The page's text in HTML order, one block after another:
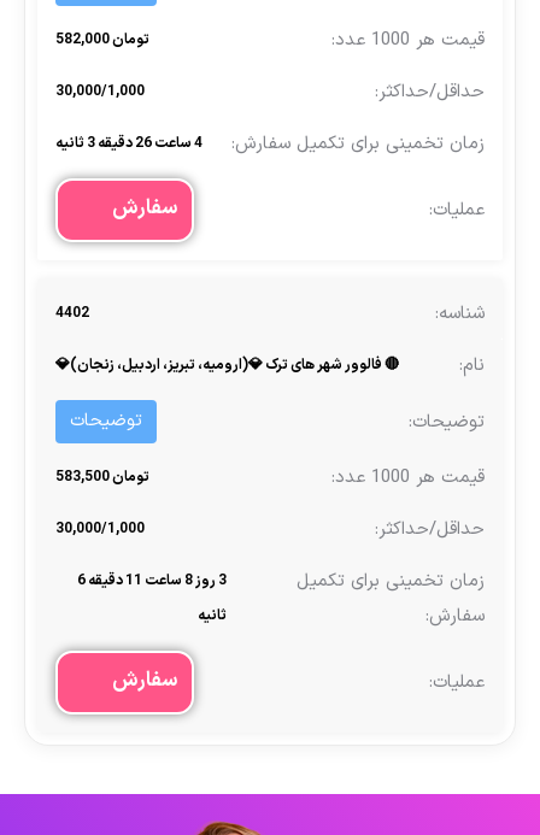
تومان 582,000
30,000/1,000
4 ساعت 26 دقیقه 3 ثانیه
سفارش
4402
🔴 فالوور شهر های ترک 💎(ارومیه، تبریز، اردبیل، زنجان)💎
توضیحات
تومان 583,500
30,000/1,000
3 روز 8 ساعت 11 دقیقه 6
ثانیه
سفارش